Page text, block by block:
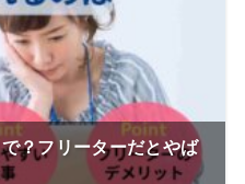
？フリーターだとやば